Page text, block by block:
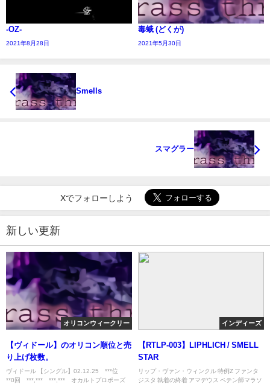
-OZ-
2021年8月28日
毒蛾 (どくが)
2021年5月30日
Smells
スマグラー
Xでフォローしよう
新しい更新
オリコンウィークリー
【ヴィドール】のオリコン順位と売
り上げ枚数。
ヴィドール 【シングル】02.12.25 ***位
**0回 ***,*** ***,*** オカルトプロポーズ
インディーズ
【RTLP-003】LIPHLICH / SMELL
STAR
リップ・ヴァン・ウィンクル 特例Z ファンタ
ジスタ 執着の終着 アマデウス ペテン師マラソ